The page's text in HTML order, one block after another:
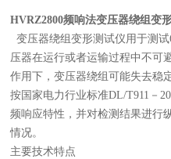
HVRZ2800频响法变压器绕组变
变压器绕组变形测试仪用于测
压器在运行或者运输过程中不可
作用下，变压器绕组可能失去稳
按国家电力行业标准DL/T911－
频响应特性，并对检测结果进行
情况。
主要技术特点